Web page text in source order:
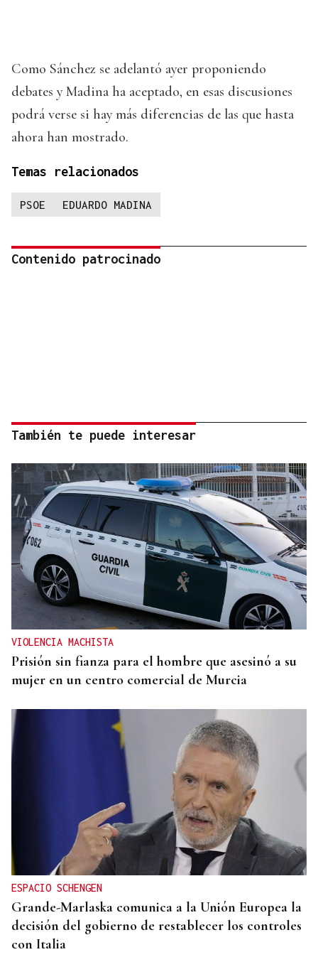
Como Sánchez se adelantó ayer proponiendo
debates y Madina ha aceptado, en esas discusiones
podrá verse si hay más diferencias de las que hasta
ahora han mostrado.
Temas relacionados
PSOE EDUARDO MADINA
Contenido patrocinado
También te puede interesar
VIOLENCIA MACHISTA
Prisión sin fianza para el hombre que asesinó a su
mujer en un centro comercial de Murcia
ESPACIO SCHENGEN
Grande-Marlaska comunica a la Unión Europea la
decisión del gobierno de restablecer los controles
con Italia